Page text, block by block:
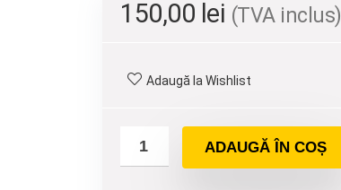
150,00 lei (TVA inclus)
Adaugă la Wishlist
ADAUGĂ ÎN COȘ